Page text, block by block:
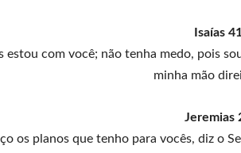
Isaías
estou com você; não tenha medo, pois
minha mão
Jeremias
os planos que tenho para vocês, diz o